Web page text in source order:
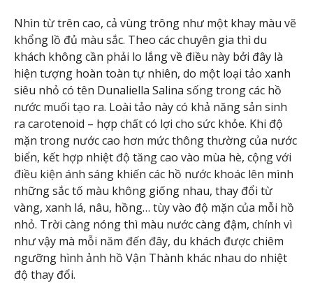
Nhìn từ trên cao, cả vùng trông như một khay màu vẽ
khổng lồ đủ màu sắc. Theo các chuyên gia thì du
khách không cần phải lo lắng về điều này bởi đây là
hiện tượng hoàn toàn tự nhiên, do một loại tảo xanh
siêu nhỏ có tên Dunaliella Salina sống trong các hồ
nước muối tạo ra. Loài tảo này có khả năng sản sinh
ra carotenoid – hợp chất có lợi cho sức khỏe. Khi độ
mặn trong nước cao hơn mức thông thường của nước
biển, kết hợp nhiệt độ tăng cao vào mùa hè, cộng với
điều kiện ánh sáng khiến các hồ nước khoác lên mình
những sắc tố màu không giống nhau, thay đổi từ
vàng, xanh lá, nâu, hồng… tùy vào độ mặn của mỗi hồ
nhỏ. Trời càng nóng thì màu nước càng đậm, chính vì
như vậy mà mỗi năm đến đây, du khách được chiêm
ngưỡng hình ảnh hồ Vận Thành khác nhau do nhiệt
độ thay đổi.